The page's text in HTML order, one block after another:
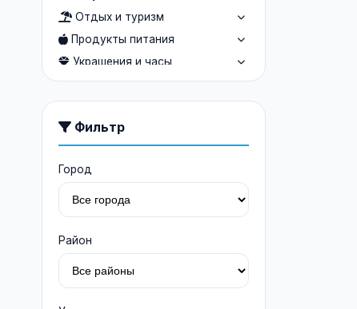
Отдых и туризм
Продукты питания
Украшения и часы
Услуги людям
Строительство и ремонт
Из рук в руки
Мебель
Фильтр
Город
Район